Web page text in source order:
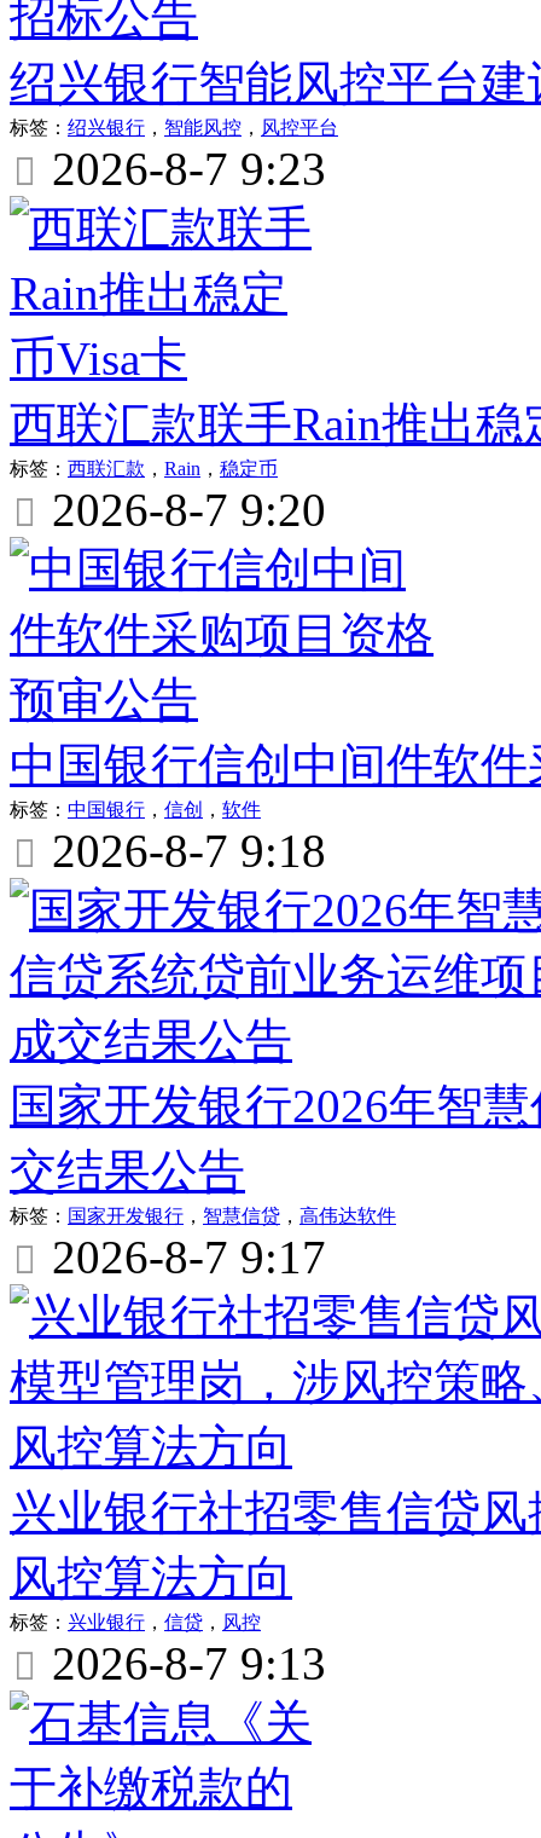
绍兴银行智能风控平台
标签： 绍兴银行 ， 智能风控 ， 风控平台
 2026-8-7 9:23
西联汇款联手Rain推出稳
标签： 西联汇款 ， Rain ， 稳定币
 2026-8-7 9:20
中国银行信创中间件软
标签： 中国银行 ， 信创 ， 软件
 2026-8-7 9:18
国家开发银行2026年智
交结果公告
标签： 国家开发银行 ， 智慧信贷 ， 高伟达软件
 2026-8-7 9:17
兴业银行社招零售信贷
风控算法方向
标签： 兴业银行 ， 信贷 ， 风控
 2026-8-7 9:13